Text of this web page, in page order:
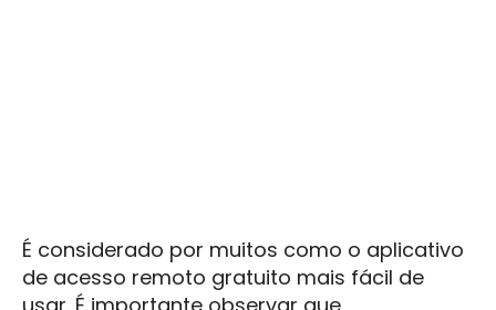
É considerado por muitos como o aplicativo
de acesso remoto gratuito mais fácil de